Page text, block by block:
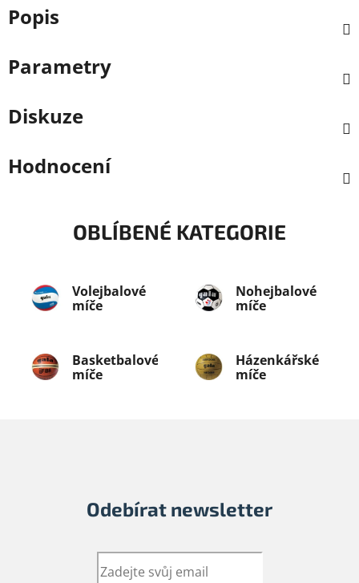
Popis
Parametry
Diskuze
Hodnocení
OBLÍBENÉ KATEGORIE
Volejbalové
míče
Nohejbalové
míče
Basketbalové
míče
Házenkářské
míče
Odebírat newsletter